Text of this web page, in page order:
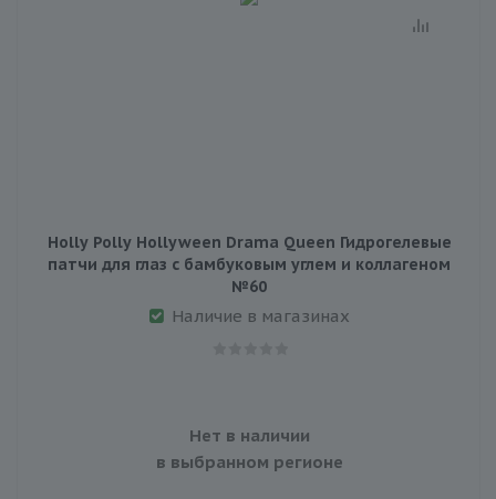
Holly Polly Hollyween Drama Queen Гидрогелевые
патчи для глаз с бамбуковым углем и коллагеном
№60
Наличие в магазинах
Нет в наличии
в выбранном регионе